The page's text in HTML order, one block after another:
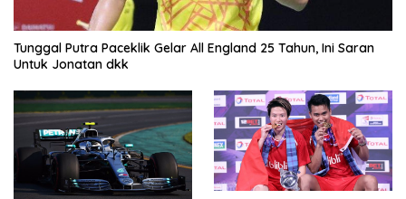
Tunggal Putra Paceklik Gelar All England 25 Tahun, Ini Saran
Untuk Jonatan dkk